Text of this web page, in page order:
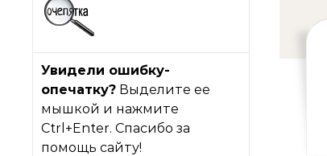
Увидели ошибку-
опечатку? Выделите ее
мышкой и нажмите
Ctrl+Enter. Спасибо за
помощь сайту!